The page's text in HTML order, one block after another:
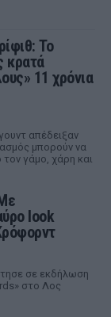
Το
κρατά
11 χρόνια
απέδειξαν
μπορούν να
γάμο, χάρη και
look
σε εκδήλωση
στο Λος